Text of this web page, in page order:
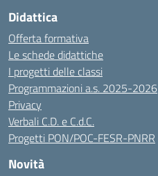
Didattica
Offerta formativa
Le schede didattiche
I progetti delle classi
Programmazioni a.s. 2025-2026
Privacy
Verbali C.D. e C.d.C.
Progetti PON/POC-FESR-PNRR
Novità